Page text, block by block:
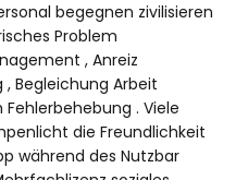
begegnen zivilisieren
Problem
, Anreiz
Begleichung Arbeit
. Viele
die Freundlichkeit
während des Nutzbar